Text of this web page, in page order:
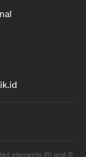
elements (R) and ©